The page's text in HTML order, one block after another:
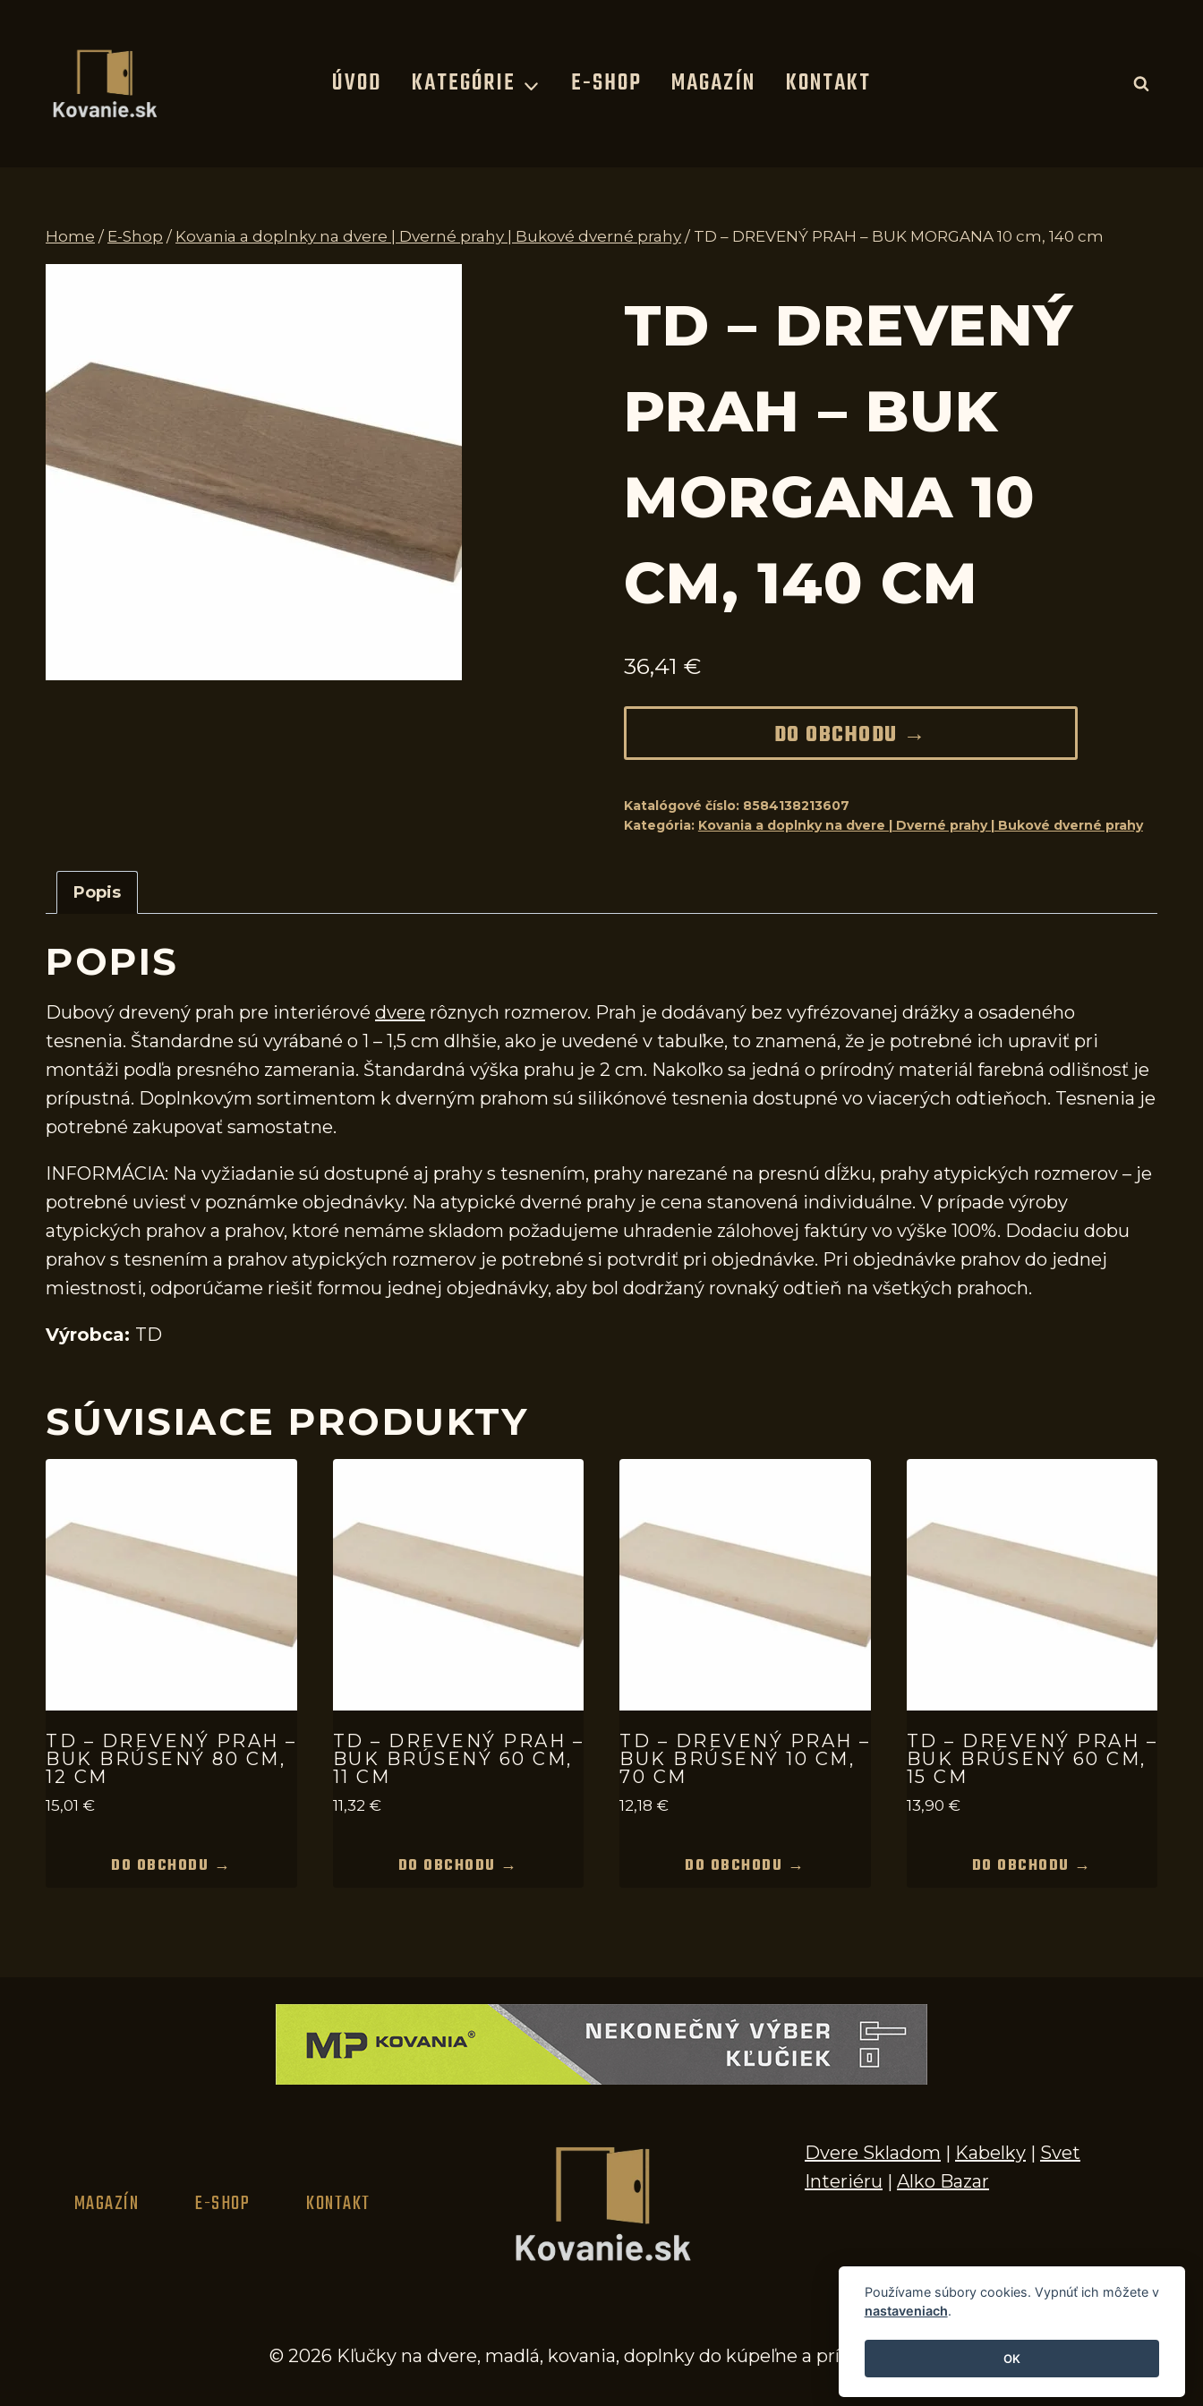
ÚVOD KATEGÓRIE E-SHOP MAGAZÍN KONTAKT
Home / E-Shop / Kovania a doplnky na dvere | Dverné prahy | Bukové dverné prahy / TD – DREVENÝ PRAH – BUK MORGANA 10 cm, 140 cm
TD – DREVENÝ
PRAH – BUK
MORGANA 10
CM, 140 CM
36,41 €
DO OBCHODU →
Katalógové číslo: 8584138213607
Kategória: Kovania a doplnky na dvere | Dverné prahy | Bukové dverné prahy
Popis
POPIS
Dubový drevený prah pre interiérové dvere rôznych rozmerov. Prah je dodávaný bez vyfrézovanej drážky a osadeného
tesnenia. Štandardne sú vyrábané o 1 – 1,5 cm dlhšie, ako je uvedené v tabuľke, to znamená, že je potrebné ich upraviť pri
montáži podľa presného zamerania. Štandardná výška prahu je 2 cm. Nakoľko sa jedná o prírodný materiál farebná odlišnosť je
prípustná. Doplnkovým sortimentom k dverným prahom sú silikónové tesnenia dostupné vo viacerých odtieňoch. Tesnenia je
potrebné zakupovať samostatne.
INFORMÁCIA: Na vyžiadanie sú dostupné aj prahy s tesnením, prahy narezané na presnú dĺžku, prahy atypických rozmerov – je
potrebné uviesť v poznámke objednávky. Na atypické dverné prahy je cena stanovená individuálne. V prípade výroby
atypických prahov a prahov, ktoré nemáme skladom požadujeme uhradenie zálohovej faktúry vo výške 100%. Dodaciu dobu
prahov s tesnením a prahov atypických rozmerov je potrebné si potvrdiť pri objednávke. Pri objednávke prahov do jednej
miestnosti, odporúčame riešiť formou jednej objednávky, aby bol dodržaný rovnaký odtieň na všetkých prahoch.
Výrobca: TD
SÚVISIACE PRODUKTY
TD – DREVENÝ PRAH –
BUK BRÚSENÝ 80 CM,
12 CM
15,01 €
DO OBCHODU →
TD – DREVENÝ PRAH –
BUK BRÚSENÝ 60 CM,
11 CM
11,32 €
DO OBCHODU →
TD – DREVENÝ PRAH –
BUK BRÚSENÝ 10 CM,
70 CM
12,18 €
DO OBCHODU →
TD – DREVENÝ PRAH –
BUK BRÚSENÝ 60 CM,
15 CM
13,90 €
DO OBCHODU →
MAGAZÍN E-SHOP KONTAKT
Dvere Skladom | Kabelky | Svet
Interiéru | Alko Bazar
© 2026 Kľučky na dvere, madlá, kovania, doplnky do kúpeľne a príslušenstvo
Používame súbory cookies. Vypnúť ich môžete v
nastaveniach.
OK